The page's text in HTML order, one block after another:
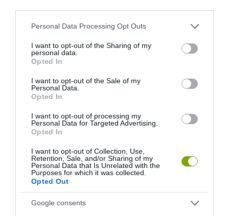
Please note that this website/app uses one or more Google
not limited to your visit or usage behaviour. You may click to
grant or deny consent to Google and its third-party tags to
use your data for below specified purposes in below Google
consent section.
Personal Data Processing Opt Outs
I want to opt-out of the Sharing of my
personal data.
Opted In
I want to opt-out of the Sale of my
Personal Data.
Opted In
I want to opt-out of processing my
Personal Data for Targeted Advertising.
Opted In
I want to opt-out of Collection, Use,
Retention, Sale, and/or Sharing of my
Personal Data that Is Unrelated with the
Purposes for which it was collected.
Opted Out
Google consents
KIRÁNDULÁS A
PANNONHALMI
2026-08-04
KIRÁNDULÁS PANNONHALMA
TALÁLKOZÁSA